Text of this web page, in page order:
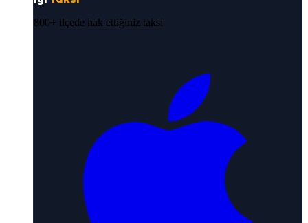
800+ ilçede hak ettiğiniz taksi